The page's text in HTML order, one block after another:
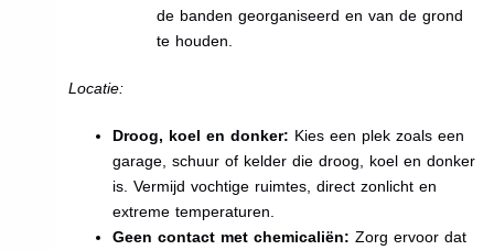
de banden georganiseerd en van de grond
te houden.
Locatie:
Droog, koel en donker: Kies een plek zoals een
garage, schuur of kelder die droog, koel en donker
is. Vermijd vochtige ruimtes, direct zonlicht en
extreme temperaturen.
Geen contact met chemicaliën: Zorg ervoor dat